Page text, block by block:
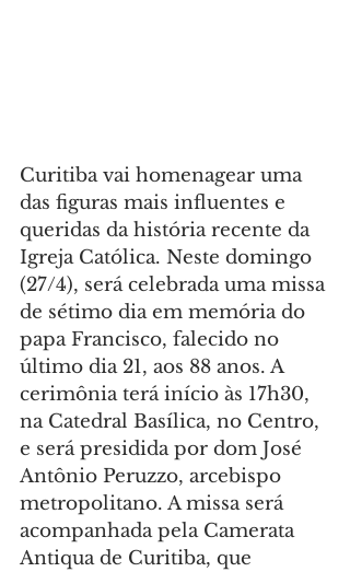
Curitiba vai homenagear uma
das figuras mais influentes e
queridas da história recente da
Igreja Católica. Neste domingo
(27/4), será celebrada uma missa
de sétimo dia em memória do
papa Francisco, falecido no
último dia 21, aos 88 anos. A
cerimônia terá início às 17h30,
na Catedral Basílica, no Centro,
e será presidida por dom José
Antônio Peruzzo, arcebispo
metropolitano. A missa será
acompanhada pela Camerata
Antiqua de Curitiba, que